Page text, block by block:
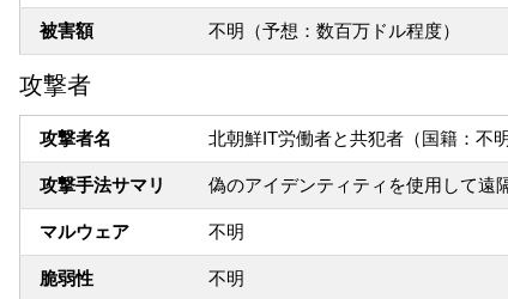
被害額 不明（予想：数百万ドル程度）
攻撃者
攻撃者名 北朝鮮IT労働者と共犯者（国籍：不明
攻撃手法サマリ 偽のアイデンティティを使用して遠
マルウェア 不明
脆弱性 不明